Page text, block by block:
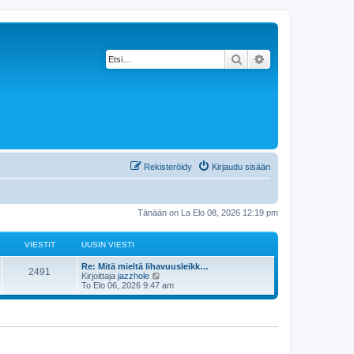
Etsi
Kirjaudu sisään
Rekisteröidy
Tänään on La Elo 08, 2026 12:19 pm
VIESTIT UUSIN VIESTI
2491
Re: Mitä mieltä lihavuusleikk…
Kirjoittaja jazzhole
ä
y
To Elo 06, 2026 9:47 am